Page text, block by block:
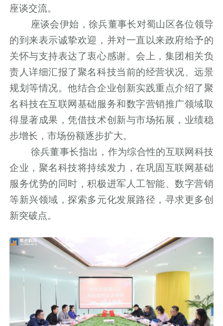
座谈交流。
座谈会伊始，徐兵董事长对蜀山区各位领导
的到来表示诚挚欢迎，并对一直以来政府给予的
关怀与支持表达了衷心感谢。会上，集团相关负
责人详细汇报了聚名科技当前的经营状况、远景
规划等情况。他结合企业创新实践重点介绍了聚
名科技在互联网基础服务和数字营销推广领域取
得显著成果，凭借技术创新与市场拓展，业绩稳
步增长，市场份额逐步扩大。
徐兵董事长指出，作为综合性的互联网科技
企业，聚名科技将持续发力，在巩固互联网基础
服务优势的同时，积极进军人工智能、数字营销
等新兴领域，探索多元化发展路径，寻求更多创
新突破点。